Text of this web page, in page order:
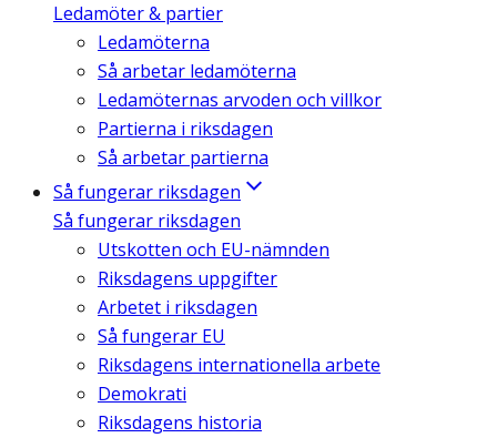
Ledamöter & partier
Ledamöterna
Så arbetar ledamöterna
Ledamöternas arvoden och villkor
Partierna i riksdagen
Så arbetar partierna
Så fungerar riksdagen
Så fungerar riksdagen
Utskotten och EU-nämnden
Riksdagens uppgifter
Arbetet i riksdagen
Så fungerar EU
Riksdagens internationella arbete
Demokrati
Riksdagens historia